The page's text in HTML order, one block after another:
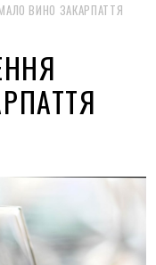
ВИНО ЗАКАРПАТТЯ